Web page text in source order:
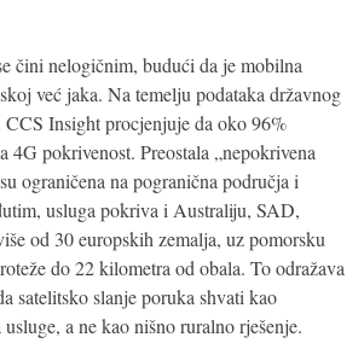
čini nelogičnim, budući da je mobilna
već jaka. Na temelju podataka državnog
Insight procjenjuje da oko 96%
4G pokrivenost. Preostala „nepokrivena
ograničena na pogranična područja i
usluga pokriva i Australiju, SAD,
od 30 europskih zemalja, uz pomorsku
do 22 kilometra od obala. To odražava
satelitsko slanje poruka shvati kao
a ne kao nišno ruralno rješenje.